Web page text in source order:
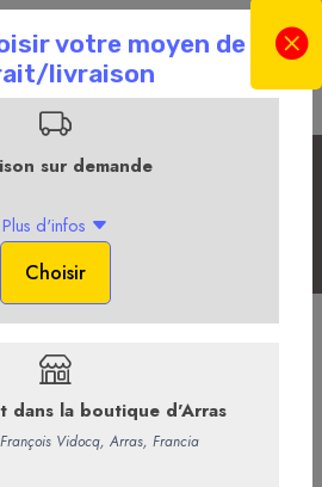
du Moment
en ligne
Sélection du Moment